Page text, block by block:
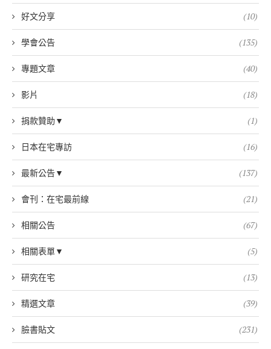
好文分享 (10)
學會公告 (135)
專題文章 (40)
影片 (18)
捐款贊助▼ (1)
日本在宅專訪 (16)
最新公告▼ (137)
會刊：在宅最前線 (21)
相關公告 (67)
相關表單▼ (5)
研究在宅 (13)
精選文章 (39)
臉書貼文 (231)